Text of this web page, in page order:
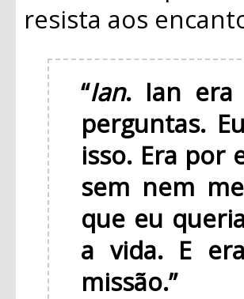
resista aos
“Ian. Ian era
perguntas.
isso. Era por
sem nem
que eu
a vida. E
missão.”